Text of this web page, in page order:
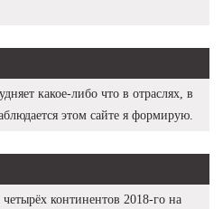
какое-либо что в отраслях, в
этом сайте я формирую.
континентов 2018-го на